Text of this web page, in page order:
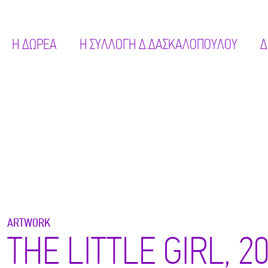
Η ΔΩΡΕΑ Η ΣΥΛΛΟΓΗ Δ.ΔΑΣΚΑΛΟΠΟΥΛΟΥ
ARTWORK
THE LITTLE GIRL,